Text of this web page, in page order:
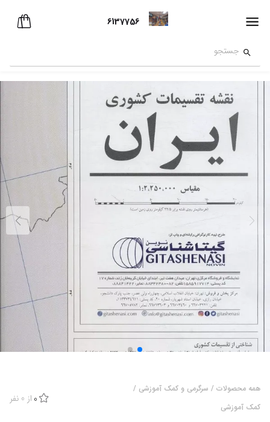
6137756
همه محصولات / سرگرمی و کمک آموزشی /
کمک آموزشی
0 از 0 نفر